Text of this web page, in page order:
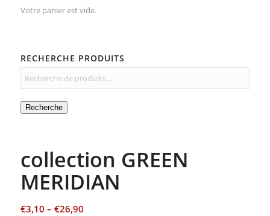
Votre panier est vide.
RECHERCHE PRODUITS
Recherche
collection GREEN
MERIDIAN
€3,10 – €26,90